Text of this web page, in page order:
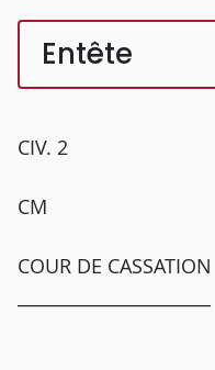
Entête
CIV. 2
CM
COUR DE CASSATION